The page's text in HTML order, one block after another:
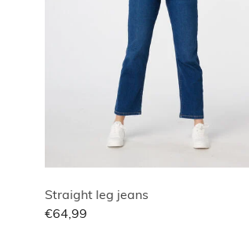
Straight leg jeans
€64,99